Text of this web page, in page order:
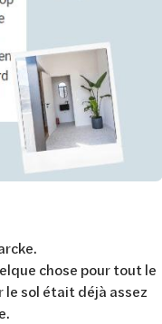
chose pour tout le
le sol était déjà assez